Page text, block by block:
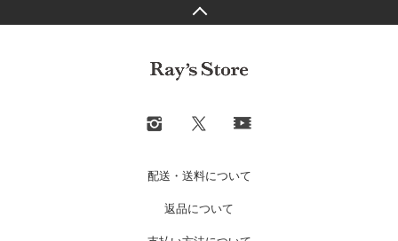
配送・送料について
返品について